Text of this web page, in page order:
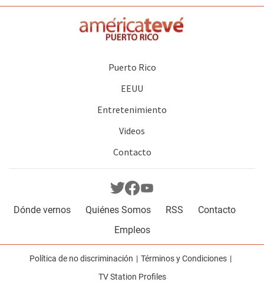
Puerto Rico
EEUU
Entretenimiento
Videos
Contacto
Dónde vernos Quiénes Somos RSS
Contacto
Empleos
Política de no discriminación
Términos y Condiciones
TV Station Profiles